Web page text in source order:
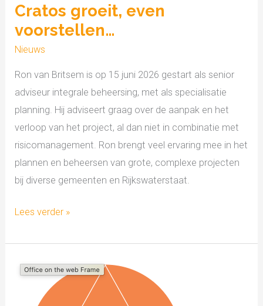
Cratos groeit, even
voorstellen…
Nieuws
Ron van Britsem is op 15 juni 2026 gestart als senior
adviseur integrale beheersing, met als specialisatie
planning. Hij adviseert graag over de aanpak en het
verloop van het project, al dan niet in combinatie met
risicomanagement. Ron brengt veel ervaring mee in het
plannen en beheersen van grote, complexe projecten
bij diverse gemeenten en Rijkswaterstaat.
Lees verder »
De
duivelsdriehoek